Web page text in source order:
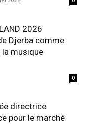
2026
Djerba comme
musique
0
directrice
pour le marché